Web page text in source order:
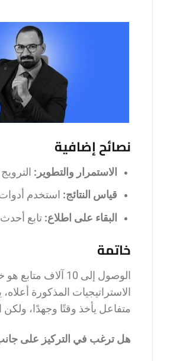
نصائح إضافية
الاستمرار والتطوير:
قياس النتائج: استخدم
البقاء على اطلاع: تابع
خاتمة
الوصول إلى 10
الاستراتيجيات المذكورة
متفاعل يأخذ وقتًا وجهدًا،
هل ترغب في التركيز على